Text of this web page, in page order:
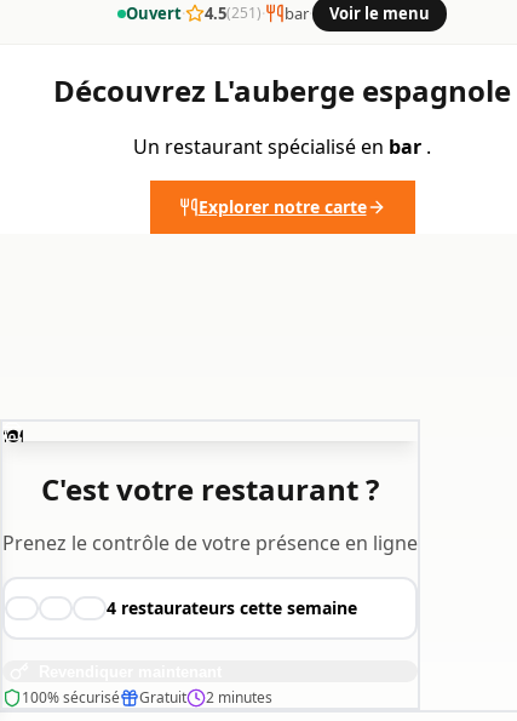
Ouvert· 4.5(251)· bar· Voir le menu
Découvrez L'auberge espagnole
Un restaurant spécialisé en bar .
Explorer notre carte
🍽️
C'est votre restaurant ?
Prenez le contrôle de votre présence en ligne
👨‍🍳 👩‍🍳 🧑‍🍳4 restaurateurs cette semaine
100% sécurisé Gratuit 2 minutes